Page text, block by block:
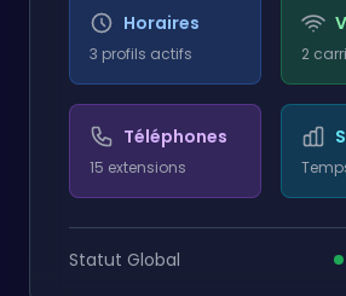
Horaires
3 profils actifs 2
Téléphones
15 extensions
Statut Global